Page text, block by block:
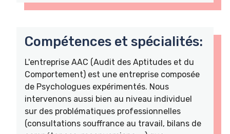
Compétences et spécialités:
L'entreprise AAC (Audit des Aptitudes et du
Comportement) est une entreprise composée
de Psychologues expérimentés. Nous
intervenons aussi bien au niveau individuel
sur des problématiques professionnelles
(consultations souffrance au travail, bilans de